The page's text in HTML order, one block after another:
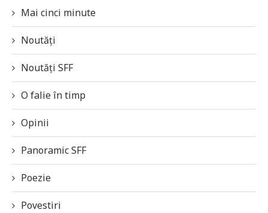
Mai cinci minute
Noutăți
Noutăți SFF
O falie în timp
Opinii
Panoramic SFF
Poezie
Povestiri